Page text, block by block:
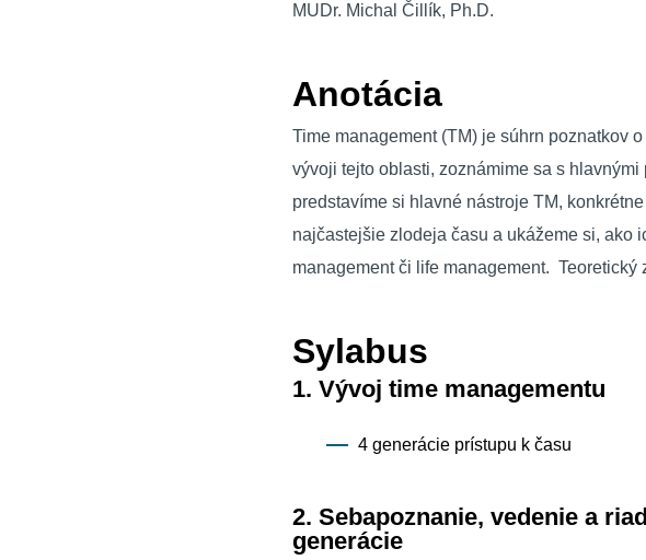
MUDr. Michal Čillík, Ph.D.
Anotácia
Time management (TM) je súhrn poznatkov
vývoji tejto oblasti, zoznámime sa s
predstavíme si hlavné nástroje TM,
najčastejšie zlodeja času a ukážeme si, ako
management či life management. Teoretický
Sylabus
1. Vývoj time managementu
4 generácie prístupu k času
2. Sebapoznanie, vedenie a
generácie